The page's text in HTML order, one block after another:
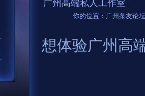
广州高端私人工作室
你的位置： 广州条友论
想体验广州高